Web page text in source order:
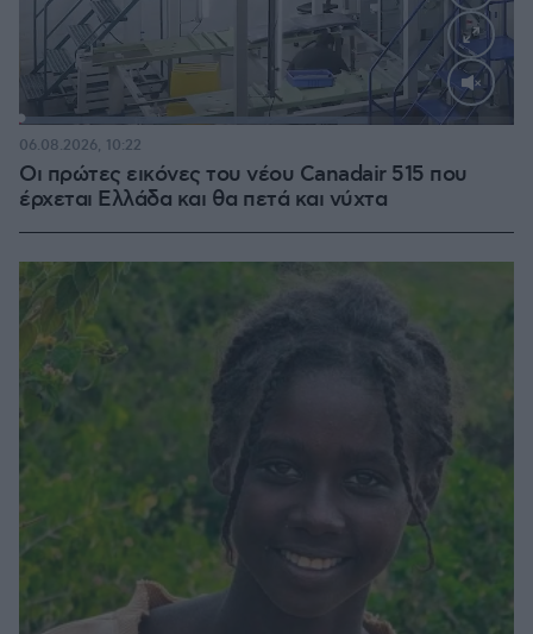
Loaded
Οι πρώτες εικόνες του νέου Canadair 515 που
έρχεται Ελλάδα και θα πετά και νύχτα
06.08.2026, 10:22